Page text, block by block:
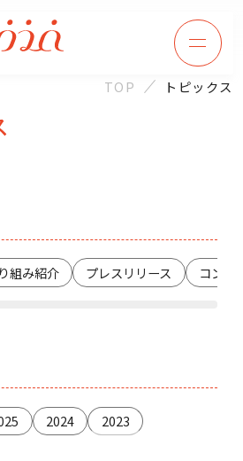
TOP トピックス
組み紹介 プレスリリース コンサ
2024 2023